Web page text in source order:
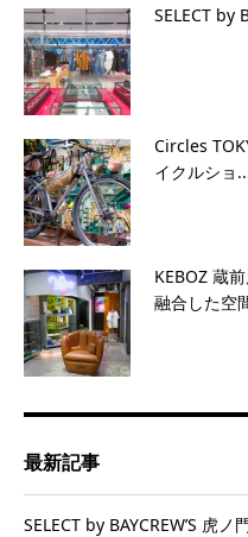
SELECT by
Circles
イクルショ
KEBOZ 蔵
融合した空
最新記事
SELECT by BAYCREW’S 虎